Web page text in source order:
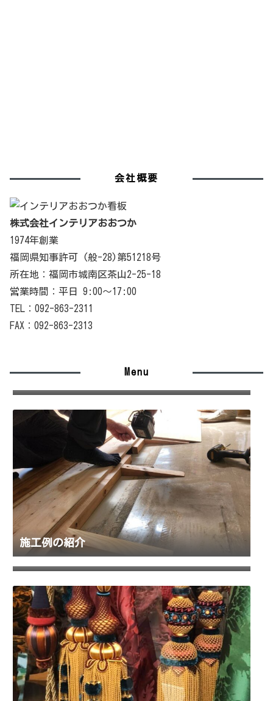
会社概要
株式会社インテリアおおつか
1974年創業
福岡県知事許可 (般-28)第51218号
所在地：福岡市城南区茶山2-25-18
営業時間：平日 9:00〜17:00
TEL：092-863-2311
FAX：092-863-2313
Menu
施工例の紹介
代表 大塚について